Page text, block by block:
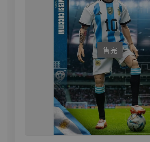
售完